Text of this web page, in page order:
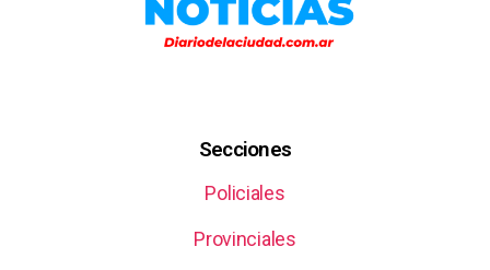
Secciones
Policiales
Provinciales